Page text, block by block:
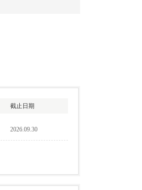
截止日期
2026.09.30